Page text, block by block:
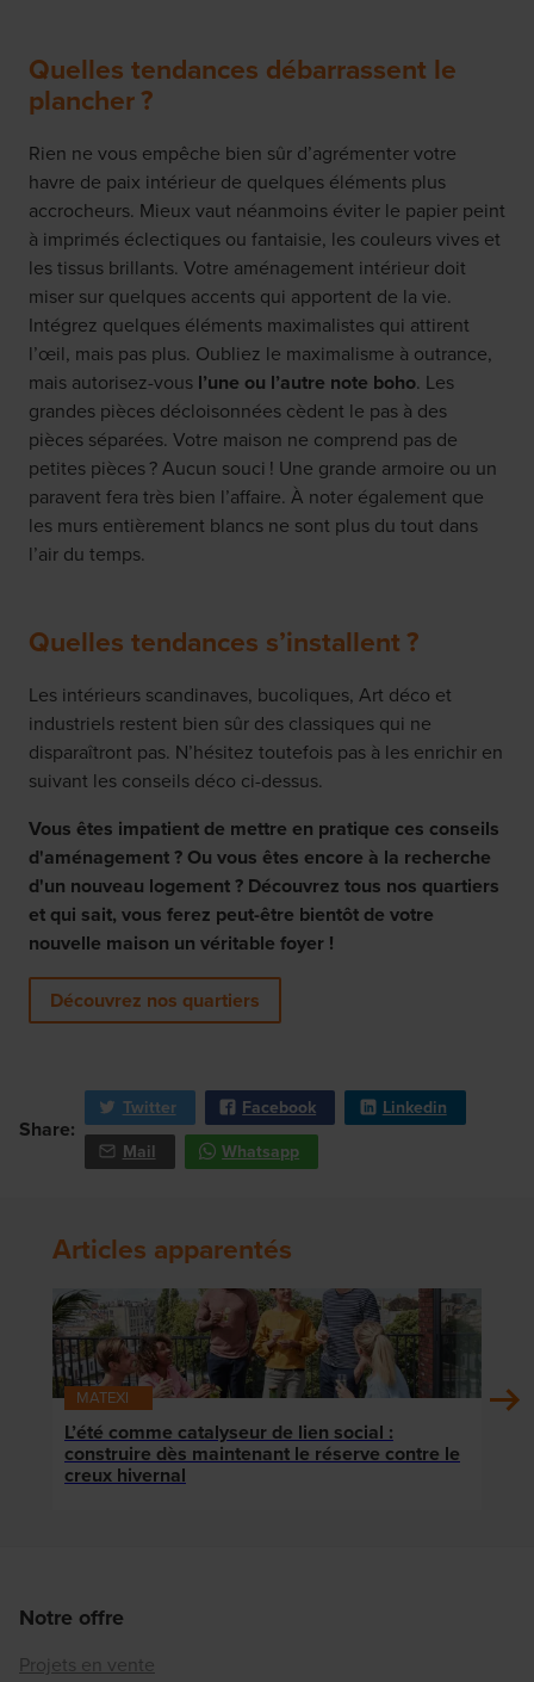
Quelles tendances débarrassent le
plancher ?
Rien ne vous empêche bien sûr d’agrémenter votre
havre de paix intérieur de quelques éléments plus
accrocheurs. Mieux vaut néanmoins éviter le papier peint
à imprimés éclectiques ou fantaisie, les couleurs vives et
les tissus brillants. Votre aménagement intérieur doit
miser sur quelques accents qui apportent de la vie.
Intégrez quelques éléments maximalistes qui attirent
l’œil, mais pas plus. Oubliez le maximalisme à outrance,
mais autorisez-vous l’une ou l’autre note boho. Les
grandes pièces décloisonnées cèdent le pas à des
pièces séparées. Votre maison ne comprend pas de
petites pièces ? Aucun souci ! Une grande armoire ou un
paravent fera très bien l’affaire. À noter également que
les murs entièrement blancs ne sont plus du tout dans
l’air du temps.
Quelles tendances s’installent ?
Les intérieurs scandinaves, bucoliques, Art déco et
industriels restent bien sûr des classiques qui ne
disparaîtront pas. N’hésitez toutefois pas à les enrichir en
suivant les conseils déco ci-dessus.
Vous êtes impatient de mettre en pratique ces conseils
d'aménagement ? Ou vous êtes encore à la recherche
d'un nouveau logement ? Découvrez tous nos quartiers
et qui sait, vous ferez peut-être bientôt de votre
nouvelle maison un véritable foyer !
Découvrez nos quartiers
Share:
Twitter Facebook
Linkedin
Mail
Whatsapp
Articles apparentés
MATEXI
L’été comme catalyseur de lien social :
construire dès maintenant le réserve contre le
creux hivernal
Notre offre
Projets en vente